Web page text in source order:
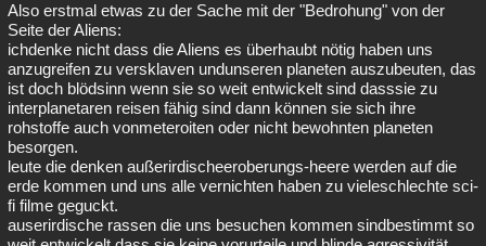
Also erstmal etwas zu der Sache mit der "Bedrohung" von der
Seite der Aliens:
ichdenke nicht dass die Aliens es überhaubt nötig haben uns
anzugreifen zu versklaven undunseren planeten auszubeuten, das
ist doch blödsinn wenn sie so weit entwickelt sind dasssie zu
interplanetaren reisen fähig sind dann können sie sich ihre
rohstoffe auch vonmeteroiten oder nicht bewohnten planeten
besorgen.
leute die denken außerirdischeeroberungs-heere werden auf die
erde kommen und uns alle vernichten haben zu vieleschlechte sci-
fi filme geguckt.
auserirdische rassen die uns besuchen kommen sindbestimmt so